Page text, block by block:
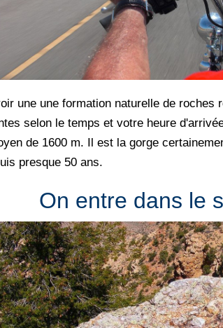
une une formation naturelle de
selon le temps et votre heure
de 1600 m. Il est la gorge
presque 50 ans.
On entre dans le